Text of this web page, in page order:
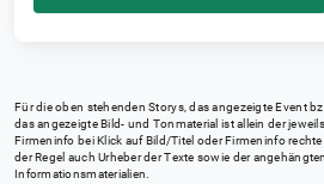
Für die oben stehenden Storys, das angezeigte Event
das angezeigte Bild- und Tonmaterial ist allein der
Firmeninfo bei Klick auf Bild/Titel oder Firmeninfo
der Regel auch Urheber der Texte sowie der
Informationsmaterialien.